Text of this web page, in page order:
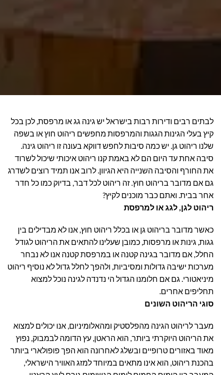
לבתים רבים ודירות רבות בישראל יש גינה גג או מרפסת, לכן בכל
קיץ בעלי הגינות הגגות והמרפסות מחפשים ריהוט חוץ או בשפה
שלנו ריהוט גן. יש כמה סיבות לחפש דווקא בעונה זו ריהוט גינה.
סיבה אחת עד היום הם לא באמת קנו ריהוט איכותי שיכול לשרוד
את החורף והסיבה השנייה היא הגיוון. לרוב אנו תמיד רוצים לשדרג
גם אם מדובר בריהוט חוץ. זה ריהוט לכל דבר, בדיוק כמו כל חדר
אחר בבית. ואתם כבר מוכנים לקיץ?
ריהוט לגן, לגג או למרפסת
כאשר מדובר בריהוט גן או בכלל ריהוט חוץ, אנו לא מבדילים בין
גגות, גינות או מרפסות, כמובן שעלינו להתאים את הריהוט לגודל
החלל, אם מדובר בגינה קטנה או במרפסת קטנה אנו לא נבחר
מערכות ישיבה גדולות ומסיביות, ולהפך לחלל גדול לא נוסיף ריהוט
מיניאטורי. גם אם חלומנו הגדול הי נדנדה לגינה נוכל למצוא
תחליפים אחרים.
סוגי הריהוט השונים
מעבר לריהוט הגינה מהפלסטיק ומהאלומיניום, אנו יכולים למצוא
את הריהוט היוקרתי ביותר, הוא הראטן, עץ הדומה לבמבוק, נפוץ
מאוד באזורים טרופיים ובשלג לאחרונה הוא הפך פופולארי ביותר
בהכנת ריהוט, הוא אינו מתאים במיוחד למזג האוויר הישראלי,